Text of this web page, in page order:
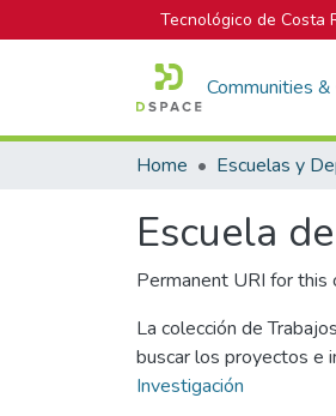
Tecnológico de Costa
Communities
Home Escuelas y
Escuela
Permanent URI for this
La colección de
buscar los proyectos e
Investigación